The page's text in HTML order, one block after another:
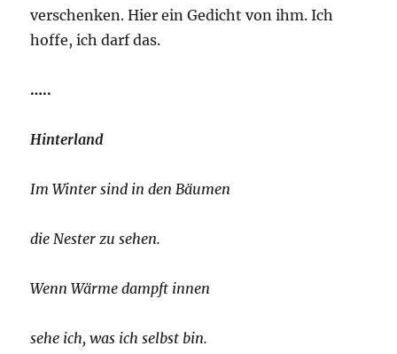
verschenken. Hier ein Gedicht von ihm. Ich
hoffe, ich darf das.
…..
Hinterland
Im Winter sind in den Bäumen
die Nester zu sehen.
Wenn Wärme dampft innen
sehe ich, was ich selbst bin.